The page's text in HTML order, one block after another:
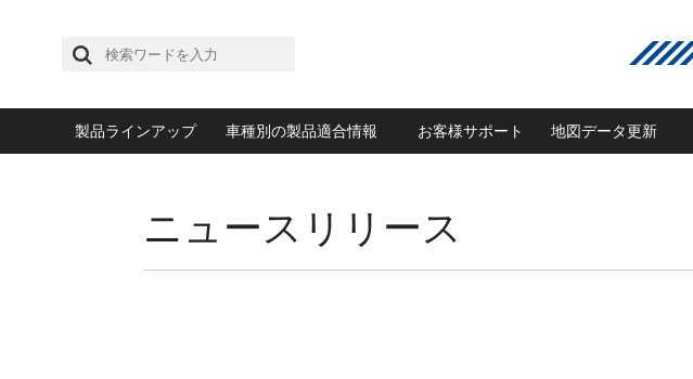
製品ラインアップ 車種別の製品適合情報 お客様サポート 地図データ更新
ニュースリリース